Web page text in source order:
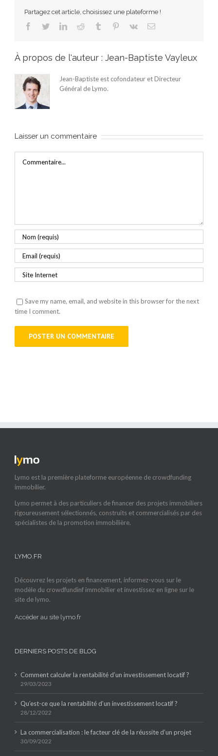
Partagez cet article, choisissez une plateforme !
Facebook
TwitterLinkedInReddit Tumblr Pinterest
Vk Email
À propos de l'auteur : Jean-Baptiste Vayleux
Jean-Baptiste est cofondateur et Directeur
Général de Lymo.
Laisser un commentaire
Save my name, email, and website in this browser for the next
time I comment.
Lymo est la première plateforme européenne de crowdfunding
immobilier.
Lymo permet à des particuliers de financer des projets immobiliers
rigoureusement sélectionnés, construits et commercialisés par des
spécialistes de la promotion immobilière.
LYMO.FR
Découvrez les projets en financement, informez-vous sur le
modèle du crowdfundinf immobilier et investissez en ligne sur le
site de lymo.
Accéder au site lymo.fr
DERNIERS POSTS DE BLOG
Comment calculer la rentabilité d’un investissement locatif ?
29/03/2023
Qu’est-ce que la rentabilité d’un investissement locatif ?
28/12/2022
La commercialisation : le facteur clé de la réussite d’un projet
30/09/2022